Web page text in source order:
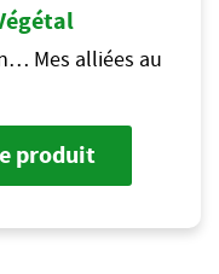
Mes alliées au
produit